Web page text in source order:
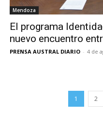
Mendoza
El programa
nuevo encuentro
PRENSA AUSTRAL DIARIO - 4 de
1 2